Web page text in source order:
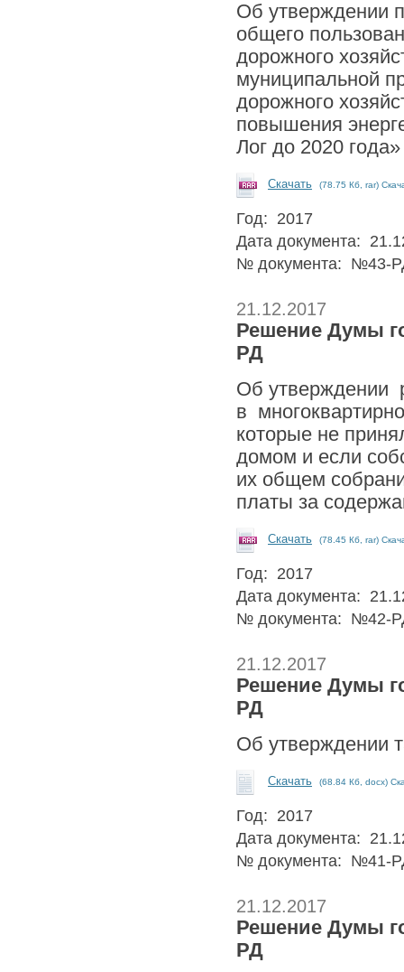
Об утверждении
общего
дорожного
муниципальной
дорожного
повышения
Лог до 2020
Скачать (78.75 Кб, rar)
Год: 2017
Дата документа:
№ документа: №43-
21.12.2017
Решение Думы
РД
Об утверждении
в
которые не
домом и если
их общем
платы за
Скачать (78.45 Кб, rar)
Год: 2017
Дата документа:
№ документа: №42-
21.12.2017
Решение Думы
РД
Об утверждении
Скачать (68.84 Кб, docx)
Год: 2017
Дата документа:
№ документа: №41-
21.12.2017
Решение Думы
РД